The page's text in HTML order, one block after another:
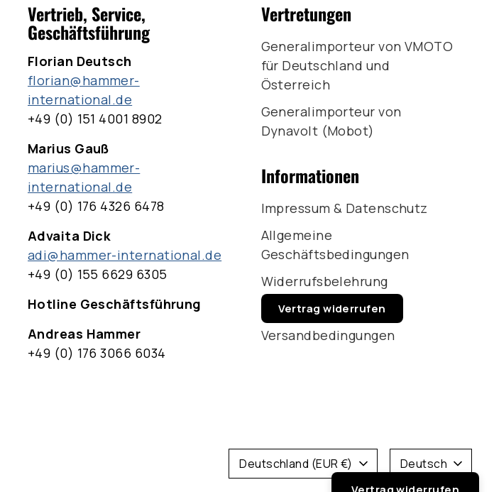
Vertrieb, Service,
Geschäftsführung
Florian Deutsch
florian@hammer-
international.de
+49 (0) 151 4001 8902
Marius Gauß
marius@hammer-
international.de
+49 (0) 176 4326 6478
Advaita Dick
adi@hammer-international.de
+49 (0) 155 6629 6305
Hotline Geschäftsführung
Andreas Hammer
+49 (0) 176 3066 6034
Vertretungen
Generalimporteur von VMOTO
für Deutschland und
Österreich
Generalimporteur von
Dynavolt (Mobot)
Informationen
Impressum & Datenschutz
Allgemeine
Geschäftsbedingungen
Widerrufsbelehrung
Vertrag widerrufen
Versandbedingungen
Währung
Deutschland (EUR €) Sprache
Deutsch